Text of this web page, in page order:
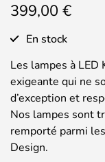
399,00 €
En stock
Les lampes à
exigeante qui ne
d’exception et
Nos lampes sont
remporté parmi
Design.